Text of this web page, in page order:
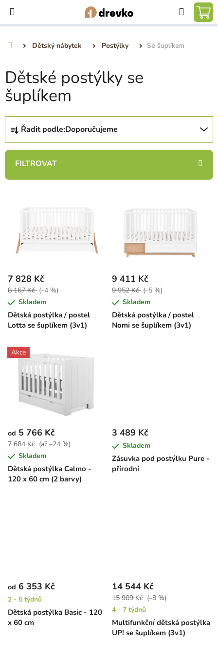
obsah
Hledat
Dětský nábytek Postýlky Se šuplíkem
Dětské postýlky se
šuplíkem
Ř
z
n
t
ů
Řadit podle:Doporučujeme
r
o
d
u
k
ů
Dětská postýlka / postel
Lotta se šuplíkem (3v1)
7 828 Kč
8 167 Kč (–4 %)
Skladem
Dětská postýlka / postel
Nomi se šuplíkem (3v1)
9 411 Kč
9 952 Kč (–5 %)
Skladem
Akce
Dětská postýlka Calmo -
120 x 60 cm (2 barvy)
od 5 766 Kč
7 684 Kč (až –24 %)
Skladem
Zásuvka pod postýlku Pure -
přírodní
3 489 Kč
Skladem
Dětská postýlka Basic - 120
x 60 cm
od 6 353 Kč
2 - 5 týdnů
Multifunkční dětská postýlka
UP! se šuplíkem (3v1)
14 544 Kč
15 909 Kč (–8 %)
4 - 7 týdnů